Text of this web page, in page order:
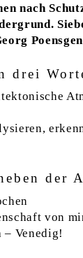
nach
drei
der
von
– Venedig!